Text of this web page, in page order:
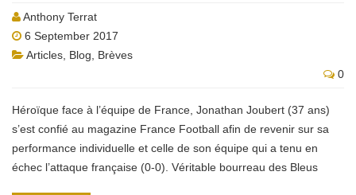
Anthony Terrat
6 September 2017
Articles Blog
Brèves
0
Héroïque face à l’équipe de France, Jonathan Joubert (37 ans)
s’est confié au magazine France Football afin de revenir sur sa
performance individuelle et celle de son équipe qui a tenu en
échec l’attaque française (0-0). Véritable bourreau des Bleus